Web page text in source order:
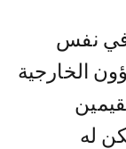
في نفس
الخارجية
له